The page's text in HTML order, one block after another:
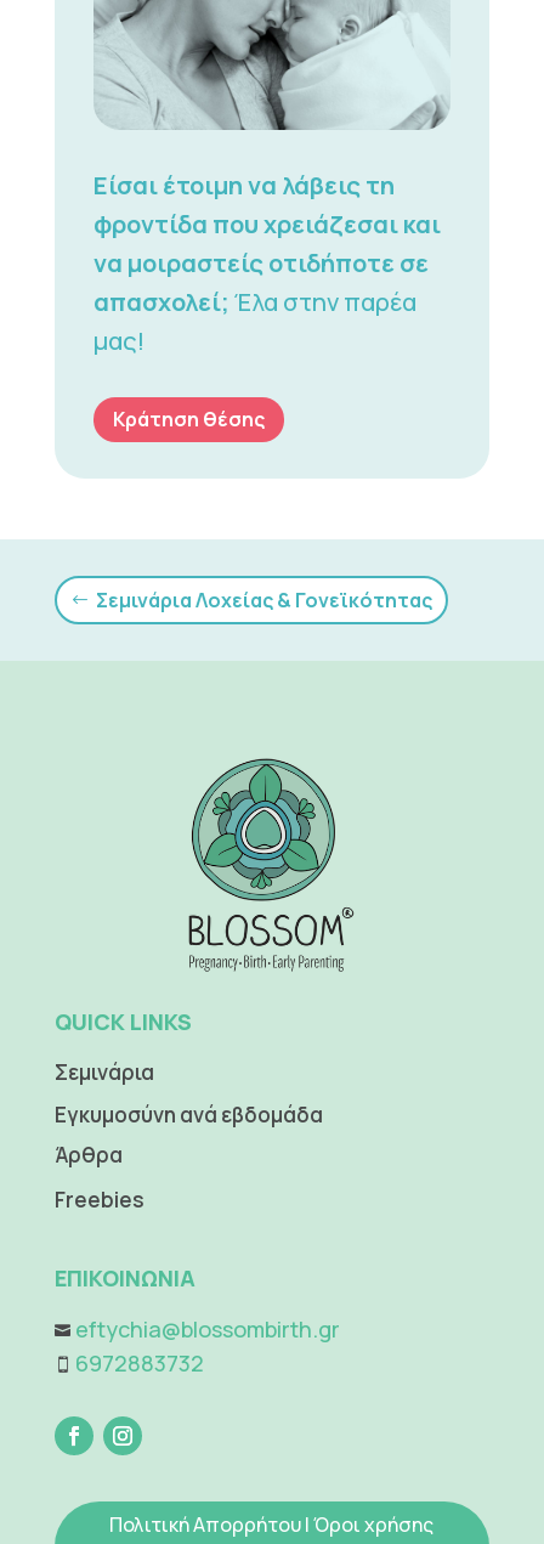
Είσαι έτοιμη να λάβεις τη
φροντίδα που χρειάζεσαι και
να μοιραστείς οτιδήποτε σε
απασχολεί; Έλα στην παρέα
μας!
Κράτηση θέσης
Σεμινάρια Λοχείας & Γονεϊκότητας
QUICK LINKS
Σεμινάρια
Εγκυμοσύνη ανά εβδομάδα
Άρθρα
Freebies
ΕΠΙΚΟΙΝΩΝΙΑ
eftychia@blossombirth.gr
 6972883732
Πολιτική Απορρήτου|Όροι χρήσης